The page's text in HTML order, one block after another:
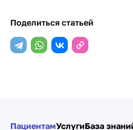
Поделиться статьей
ПациентамУслугиБаза